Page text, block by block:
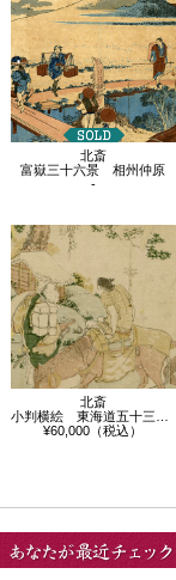
北斎
富嶽三十六景 相州仲原
-
北斎
小判横絵 東海道五十三次 袋井
¥60,000（税込）